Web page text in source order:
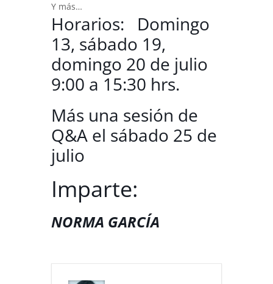
Y más…
Horarios: Domingo
13, sábado 19,
domingo 20 de julio
9:00 a 15:30 hrs.
Más una sesión de
Q&A el sábado 25 de
julio
Imparte:
NORMA GARCÍA